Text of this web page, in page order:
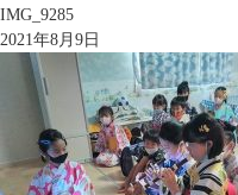
IMG_9285
2021年8月9日